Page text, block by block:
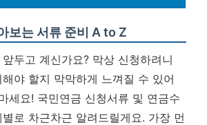
보는 서류 준비 A to Z
두고 계신가요? 막상 신청하려니
야 할지 막막하게 느껴질 수 있어
세요! 국민연금 신청서류 및 연금수
로 차근차근 알려드릴게요. 가장 먼